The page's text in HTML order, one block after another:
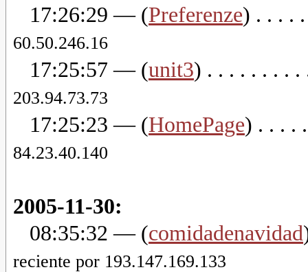
17:26:29 — (Preferenze) . . . .
60.50.246.16
17:25:57 — (unit3) . . . . . . . .
203.94.73.73
17:25:23 — (HomePage) . . . .
84.23.40.140
2005-11-30:
08:35:32 — (comidadenavidad
reciente por 193.147.169.133